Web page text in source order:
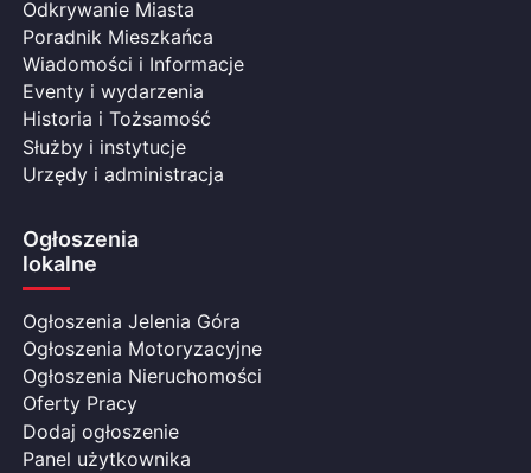
Odkrywanie Miasta
Poradnik Mieszkańca
Wiadomości i Informacje
Eventy i wydarzenia
Historia i Tożsamość
Służby i instytucje
Urzędy i administracja
Ogłoszenia
lokalne
Ogłoszenia Jelenia Góra
Ogłoszenia Motoryzacyjne
Ogłoszenia Nieruchomości
Oferty Pracy
Dodaj ogłoszenie
Panel użytkownika